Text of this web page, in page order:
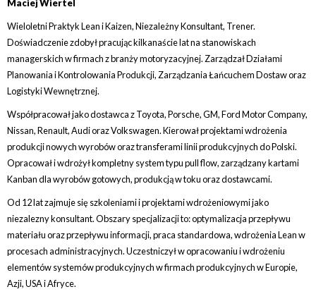
Maciej Wiertel
Wieloletni Praktyk Lean i Kaizen, Niezależny Konsultant, Trener.
Doświadczenie zdobył pracując kilkanaście lat na stanowiskach
managerskich w firmach z branży motoryzacyjnej. Zarządzał Działami
Planowania i Kontrolowania Produkcji, Zarządzania Łańcuchem Dostaw oraz
Logistyki Wewnętrznej.
Współpracował jako dostawca z Toyota, Porsche, GM, Ford Motor Company,
Nissan, Renault, Audi oraz Volkswagen. Kierował projektami wdrożenia
produkcji nowych wyrobów oraz transferami linii produkcyjnych do Polski.
Opracował i wdrożył kompletny system typu pull flow, zarządzany kartami
Kanban dla wyrobów gotowych, produkcją w toku oraz dostawcami.
Od 12 lat zajmuje się szkoleniami i projektami wdrożeniowymi jako
niezalezny konsultant. Obszary specjalizacji to: optymalizacja przepływu
materiału oraz przepływu informacji, praca standardowa, wdrożenia Lean w
procesach administracyjnych. Uczestniczył w opracowaniu i wdrożeniu
elementów systemów produkcyjnych w firmach produkcyjnych w Europie,
Azji, USA i Afryce.